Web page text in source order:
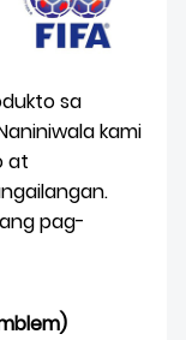
sa
kami
at
pag-